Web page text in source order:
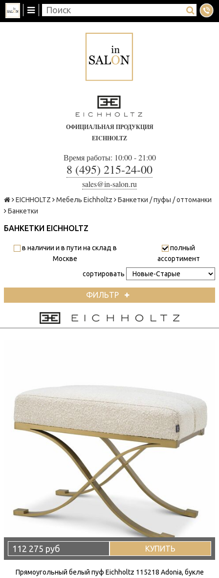
ОФИЦИАЛЬНАЯ ПРОДУКЦИЯ
EICHHOLTZ
Время работы: 10:00 - 21:00
8 (495) 215-24-00
sales@in-salon.ru
EICHHOLTZ Мебель Eichholtz
Банкетки / пуфы / оттоманки
Банкетки
БАНКЕТКИ EICHHOLTZ
в наличии и в пути на склад в
Москве
полный
ассортимент
сортировать
ФИЛЬТР
112 275 руб КУПИТЬ
Прямоугольный белый пуф Eichholtz 115218 Adonia, букле